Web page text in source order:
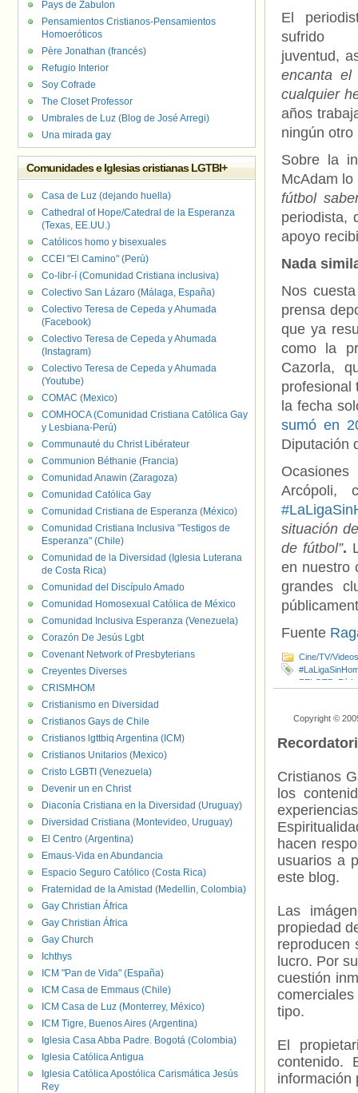
El
juventud,
encanta el
cualquier
años
ningún
Sobre la
McAdam
fútbol
periodista,
apoyo
Nada
Nos
prensa
que ya
como la
Cazorla,
profesional
la fecha
sumó en
Diputación
situación
de fútbol”.
en nuestro
grandes
Fuente
Cine/TV/Videos
FELGTB
Copyright ©
Cristianos
los
hacen
usuarios a
este blog.
Las
propiedad
reproducen
lucro. Por
cuestión
tipo.
El
contenido.
información
Pays de Zabulon
Pensamientos Cristianos-Pensamientos
Homoeróticos
Père Jonathan (francés)
Refugio Interior
Soy Cofrade
The Closet Professor
Umbrales de Luz (Blog de José Arregi)
Una mirada gay
Comunidades e Iglesias cristianas LGTBI+
Casa de Luz (dejando huella)
Cathedral of Hope/Catedral de la Esperanza
(Texas, EE.UU.)
Católicos homo y bisexuales
CCEI "El Camino" (Perú)
Co-libr-í (Comunidad Cristiana inclusiva)
Colectivo San Lázaro (Málaga, España)
Colectivo Teresa de Cepeda y Ahumada
(Facebook)
Colectivo Teresa de Cepeda y Ahumada
(Instagram)
Colectivo Teresa de Cepeda y Ahumada
(Youtube)
COMAC (Mexico)
COMHOCA (Comunidad Cristiana Católica Gay
y Lesbiana-Perú)
Communauté du Christ Libérateur
Communion Béthanie (Francia)
Comunidad Anawin (Zaragoza)
Comunidad Católica Gay
Comunidad Cristiana de Esperanza (México)
Comunidad Cristiana Inclusiva "Testigos de
Esperanza" (Chile)
Comunidad de la Diversidad (Iglesia Luterana
de Costa Rica)
Comunidad del Discípulo Amado
Comunidad Homosexual Católica de México
Comunidad Inclusiva Esperanza (Venezuela)
Corazón De Jesús Lgbt
Covenant Network of Presbyterians
Creyentes Diverses
CRISMHOM
Cristianismo en Diversidad
Cristianos Gays de Chile
Cristianos lgttbiq Argentina (ICM)
Cristianos Unitarios (Mexico)
Cristo LGBTI (Venezuela)
Devenir un en Christ
Diaconía Cristiana en la Diversidad (Uruguay)
Diversidad Cristiana (Montevideo, Uruguay)
El Centro (Argentina)
Emaus-Vida en Abundancia
Espacio Seguro Católico (Costa Rica)
Fraternidad de la Amistad (Medellin, Colombia)
Gay Christian África
Gay Christian África
Gay Church
Ichthys
ICM "Pan de Vida" (España)
ICM Casa de Emmaus (Chile)
ICM Casa de Luz (Monterrey, México)
ICM Tigre, Buenos Aires (Argentina)
Iglesia Casa Abba Padre. Bogotá (Colombia)
Iglesia Católica Antigua
Iglesia Católica Apostólica Carismática Jesús
Rey